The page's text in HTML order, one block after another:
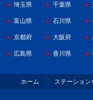
埼玉県 千葉県
富山県 石川県
京都府 大阪府
広島県 香川県
ホーム ステーション